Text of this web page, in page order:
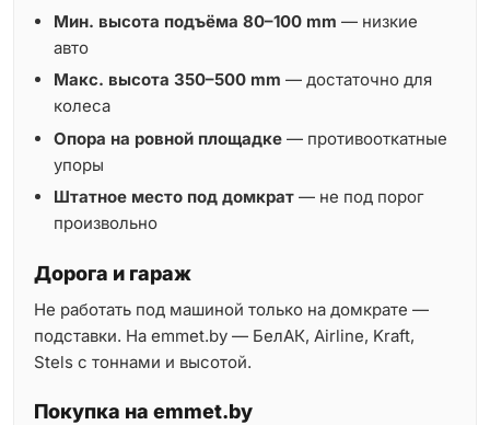
Мин. высота подъёма 80–100 mm — низкие
авто
Макс. высота 350–500 mm — достаточно для
колеса
Опора на ровной площадке — противооткатные
упоры
Штатное место под домкрат — не под порог
произвольно
Дорога и гараж
Не работать под машиной только на домкрате —
подставки. На emmet.by — БелАК, Airline, Kraft,
Stels с тоннами и высотой.
Покупка на emmet.by